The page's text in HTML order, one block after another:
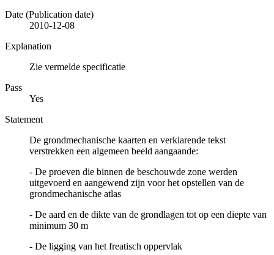
Date (Publication date)
2010-12-08
Explanation
Zie vermelde specificatie
Pass
Yes
Statement
De grondmechanische kaarten en verklarende tekst
verstrekken een algemeen beeld aangaande:
- De proeven die binnen de beschouwde zone werden
uitgevoerd en aangewend zijn voor het opstellen van de
grondmechanische atlas
- De aard en de dikte van de grondlagen tot op een diepte van
minimum 30 m
- De ligging van het freatisch oppervlak